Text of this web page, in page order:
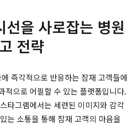
선을 사로잡는 병원
전략
즉각적으로 반응하는 잠재 고객들에
적으로 어필할 수 있는 플랫폼입니다.
타그램에서는 세련된 이미지와 감각
는 소통을 통해 잠재 고객의 마음을